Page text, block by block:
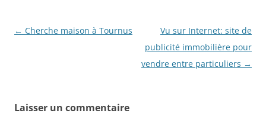
Navigation
← Cherche maison à Tournus
Vu sur Internet: site de
publicité immobilière pour
vendre entre particuliers →
Laisser un commentaire